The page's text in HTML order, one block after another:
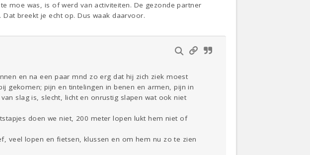
moe was, is of werd van activiteiten. De gezonde partner
breekt je echt op. Dus waak daarvoor.
en na een paar mnd zo erg dat hij zich ziek moest
gekomen; pijn en tintelingen in benen en armen, pijn in
slag is, slecht, licht en onrustig slapen wat ook niet
doen we niet, 200 meter lopen lukt hem niet of
veel lopen en fietsen, klussen en om hem nu zo te zien